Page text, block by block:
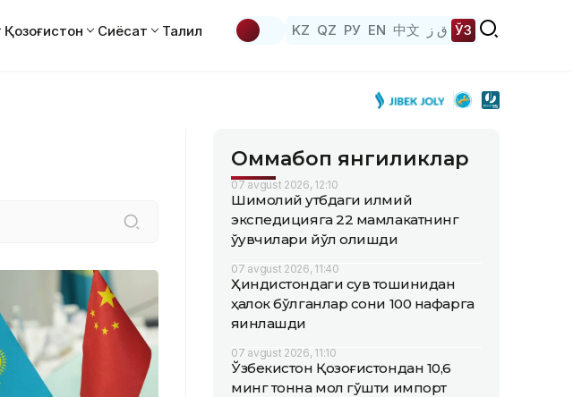
Қозоғистон Сиёсат Таҳлил KZ QZ РУ EN 中文 ق ز ЎЗ
Оммабоп янгиликлар
07 avgust 2026, 12:10
Шимолий қутбдаги илмий
экспедицияга 22 мамлакатнинг
ўқувчилари йўл олишди
07 avgust 2026, 11:40
Ҳиндистондаги сув тошқинидан
ҳалок бўлганлар сони 100 нафарга
яқинлашди
07 avgust 2026, 11:10
Ўзбекистон Қозоғистондан 10,6
минг тонна мол гўшти импорт